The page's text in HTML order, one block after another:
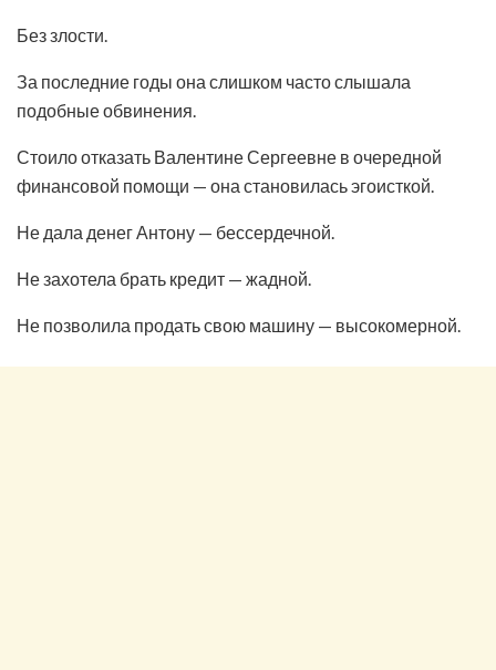
Без злости.
За последние годы она слишком часто слышала
подобные обвинения.
Стоило отказать Валентине Сергеевне в очередной
финансовой помощи — она становилась эгоисткой.
Не дала денег Антону — бессердечной.
Не захотела брать кредит — жадной.
Не позволила продать свою машину — высокомерной.